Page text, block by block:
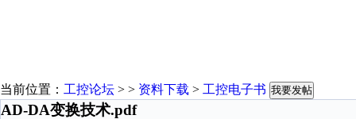
当前位置： 工控论坛 > > 资料下载 > 工控电子书 我要发帖
AD-DA变换技术.pdf